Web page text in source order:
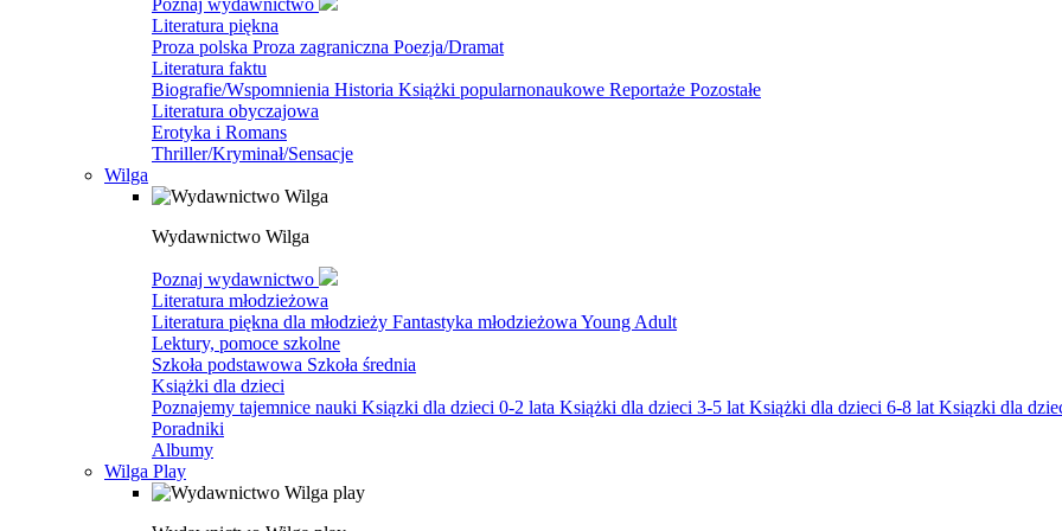
Poznaj wydawnictwo
Literatura piękna
Proza polska Proza zagraniczna Poezja/Dramat
Literatura faktu
Biografie/Wspomnienia Historia Książki popularnonaukowe Reportaże Pozostałe
Literatura obyczajowa
Erotyka i Romans
Thriller/Kryminał/Sensacje
Wilga
Wydawnictwo Wilga
Poznaj wydawnictwo
Literatura młodzieżowa
Literatura piękna dla młodzieży Fantastyka młodzieżowa Young Adult
Lektury, pomoce szkolne
Szkoła podstawowa Szkoła średnia
Książki dla dzieci
Poznajemy tajemnice nauki Ksiązki dla dzieci 0-2 lata Książki dla dzieci 3-5 lat Książki dla dzieci 6-8 lat Ksiązki dla
Poradniki
Albumy
Wilga Play